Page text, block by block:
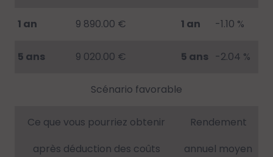
1 an 9 890.00 € 1 an -1.10 %
5 ans 9 020.00 € 5 ans -2.04 %
Scénario favorable
Ce que vous pourriez obtenir
après déduction des coûts
Rendement
annuel moyen